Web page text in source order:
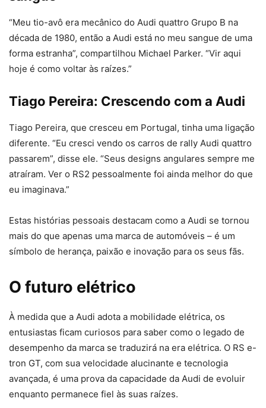
“Meu tio-avô era mecânico do Audi quattro Grupo B na
década de 1980, então a Audi está no meu sangue de uma
forma estranha”, compartilhou Michael Parker. “Vir aqui
hoje é como voltar às raízes.”
Tiago Pereira: Crescendo com a Audi
Tiago Pereira, que cresceu em Portugal, tinha uma ligação
diferente. “Eu cresci vendo os carros de rally Audi quattro
passarem”, disse ele. “Seus designs angulares sempre me
atraíram. Ver o RS2 pessoalmente foi ainda melhor do que
eu imaginava.”
Estas histórias pessoais destacam como a Audi se tornou
mais do que apenas uma marca de automóveis – é um
símbolo de herança, paixão e inovação para os seus fãs.
O futuro elétrico
À medida que a Audi adota a mobilidade elétrica, os
entusiastas ficam curiosos para saber como o legado de
desempenho da marca se traduzirá na era elétrica. O RS e-
tron GT, com sua velocidade alucinante e tecnologia
avançada, é uma prova da capacidade da Audi de evoluir
enquanto permanece fiel às suas raízes.